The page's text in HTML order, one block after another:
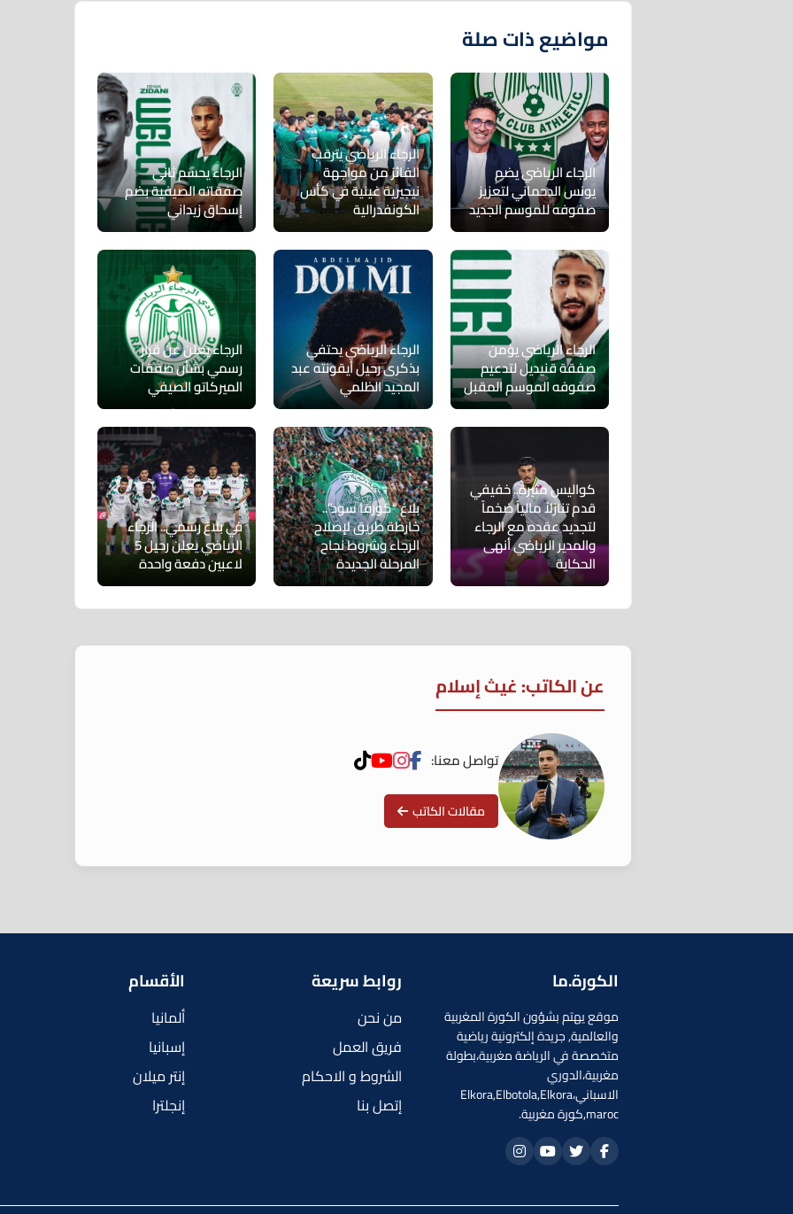
مواضيع ذات صلة
الرجاء الرياضي يضم
يونس الدحماني لتعزيز
صفوفه للموسم الجديد
الرجاء الرياضي يترقب
الفائز من مواجهة
نيجيرية غينية في كأس
الكونفدرالية
الرجاء يحسم ثاني
صفقاته الصيفية بضم
إسحاق زيداني
الرجاء الرياضي يؤمن
صفقة قنيديل لتدعيم
صفوفه الموسم المقبل
الرجاء الرياضي يحتفي
بذكرى رحيل أيقونته عبد
المجيد الظلمي
الرجاء يعلن عن قرار
رسمي بشأن صفقات
الميركاتو الصيفي
كواليس مثيرة.. خفيفي
قدم تنازلاً مالياً ضخماً
لتجديد عقده مع الرجاء
والمدير الرياضي أنهى
الحكاية
بلاغ “كورفا سود”..
خارطة طريق لإصلاح
الرجاء وشروط نجاح
المرحلة الجديدة
في بلاغ رسمي.. الرجاء
الرياضي يعلن رحيل 5
لاعبين دفعة واحدة
عن الكاتب: غيث إسلام
تواصل معنا:
مقالات الكاتب
الكورة.ما
موقع يهتم بشؤون الكورة المغربية
والعالمية, جريدة إلكترونية رياضية
متخصصة في الرياضة مغربية،بطولة
مغربية،الدوري
الاسباني،Elkora,Elbotola,Elkora
maroc,كورة مغربية.
روابط سريعة
من نحن
فريق العمل
الشروط و الاحكام
إتصل بنا
الأقسام
ألمانيا
إسبانيا
إنتر ميلان
إنجلترا